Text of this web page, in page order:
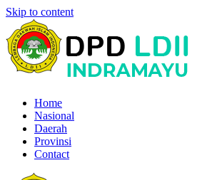
Skip to content
Home
Nasional
Daerah
Provinsi
Contact